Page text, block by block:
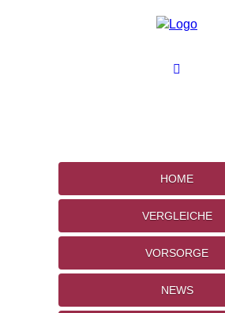
HOME
VERGLEICHE
VORSORGE
NEWS